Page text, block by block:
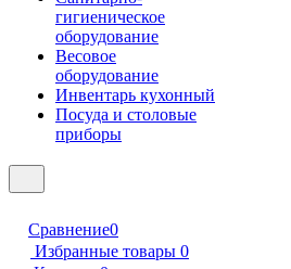
гигиеническое
оборудование
Весовое
оборудование
Инвентарь кухонный
Посуда и столовые
приборы
Сравнение0
Избранные товары 0